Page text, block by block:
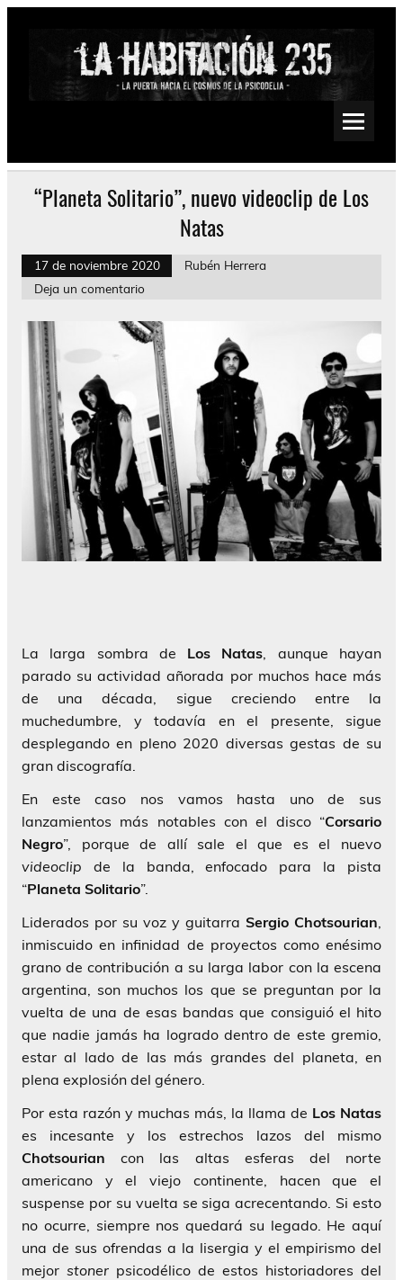
Saltar
Psychedelic, Stoner, Doom, Sludge, Fuzz, Space, Drone
“Planeta Solitario”, nuevo videoclip de Los
Natas
17 de noviembre 2020
Rubén Herrera
Deja un comentario
La larga sombra de Los Natas , aunque hayan
parado su actividad añorada por muchos hace más
de una década, sigue creciendo entre la
muchedumbre, y todavía en el presente, sigue
desplegando en pleno 2020 diversas gestas de su
gran discografía.
En este caso nos vamos hasta uno de sus
lanzamientos más notables con el disco “Corsario
Negro”, porque de allí sale el que es el nuevo
videoclip de la banda, enfocado para la pista
“Planeta Solitario”.
Liderados por su voz y guitarra Sergio Chotsourian
inmiscuido en infinidad de proyectos como enésimo
grano de contribución a su larga labor con la escena
argentina, son muchos los que se preguntan por la
vuelta de una de esas bandas que consiguió el hito
que nadie jamás ha logrado dentro de este gremio,
estar al lado de las más grandes del planeta, en
plena explosión del género.
Por esta razón y muchas más, la llama de Los Natas
es incesante y los estrechos lazos del mismo
Chotsourian con las altas esferas del norte
americano y el viejo continente, hacen que el
suspense por su vuelta se siga acrecentando. Si esto
no ocurre, siempre nos quedará su legado. He aquí
una de sus ofrendas a la lisergia y el empirismo del
mejor stoner psicodélico de estos historiadores del